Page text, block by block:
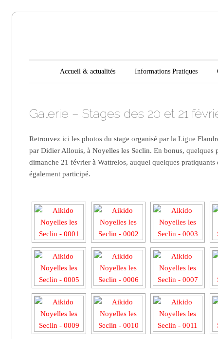
Seclin
Main menu
Skip to content
Accueil & actualités Informations Pratiques
Galerie – Stages des 20 et 21
Retrouvez ici les photos du stage organisé par la Ligue
par Didier Allouis, à Noyelles les Seclin. En bonus, quelques
dimanche 21 février à Wattrelos, auquel quelques
également participé.